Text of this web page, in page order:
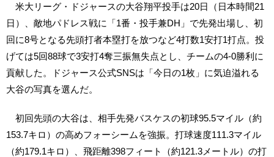
米大リーグ・ドジャースの大谷翔平投手は20日（日本時間21
日）、敵地パドレス戦に「1番・投手兼DH」で先発出場し、初
回に8号となる先頭打者本塁打を放つなど4打数1安打1打点。投
げては5回88球で3安打4奪三振無失点とし、チームの4-0勝利に
貢献した。ドジャース公式SNSは「今日の1枚」に気迫溢れる
大谷の写真を選んだ。
初回先頭の大谷は、相手先発バスケスの初球95.5マイル（約
153.7キロ）の高めフォーシームを強振。打球速度111.3マイル
（約179.1キロ）、飛距離398フィート（約121.3メートル）の打